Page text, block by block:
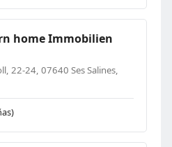
home Immobilien
22-24, 07640 Ses Salines,